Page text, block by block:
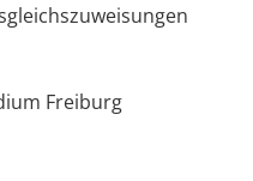
Freiburg